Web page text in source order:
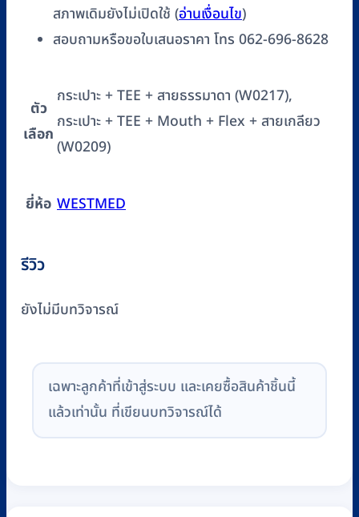
สภาพเดิมยังไม่เปิดใช้ (อ่านเงื่อนไข)
สอบถามหรือขอใบเสนอราคา โทร 062-696-8628
ตัว
เลือก
กระเปาะ + TEE + สายธรรมาดา (W0217),
กระเปาะ + TEE + Mouth + Flex + สายเกลียว
(W0209)
ยี่ห้อ WESTMED
รีวิว
ยังไม่มีบทวิจารณ์
เฉพาะลูกค้าที่เข้าสู่ระบบ และเคยซื้อสินค้าชิ้นนี้
แล้วเท่านั้น ที่เขียนบทวิจารณ์ได้